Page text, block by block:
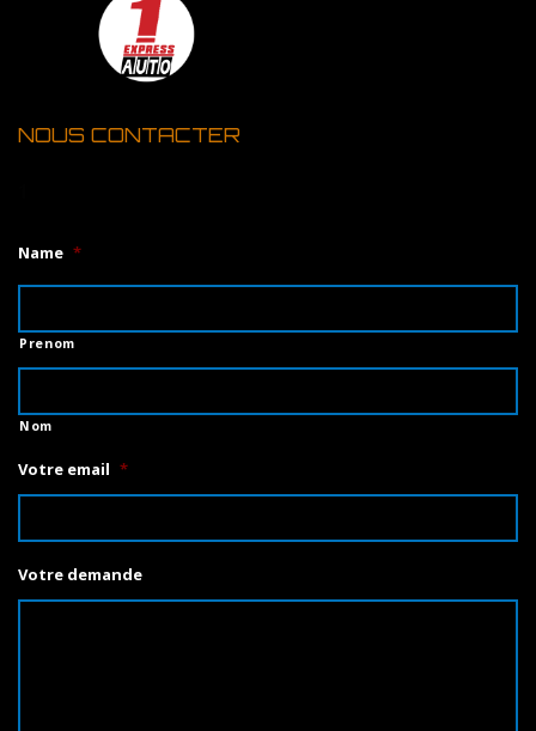
NOUS CONTACTER
Name *
Prenom
Nom
Votre email *
Votre demande